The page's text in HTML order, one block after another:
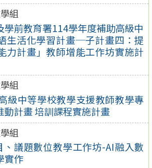
組
學前教育署114學年度補助高級中
生活化學習計畫─子計畫四：提
力計畫」教師增能工作坊實施計
組
級中等學校教學支援教師教學專
動計畫 培訓課程實施計畫
組
議題數位教學工作坊-AI融入數
實作